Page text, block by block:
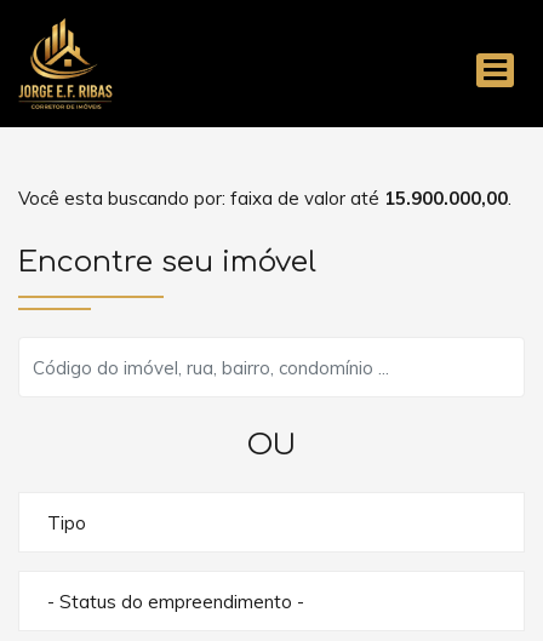
Você esta buscando por: faixa de valor até 15.900.000,00.
Encontre seu imóvel
OU
Tipo
- Status do empreendimento -